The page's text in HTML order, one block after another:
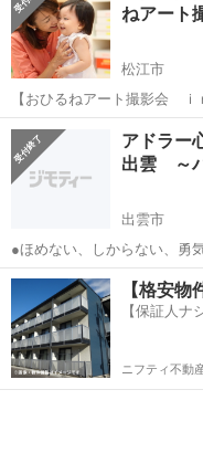
ねアート
松江市
【おひるねアート撮影会 ｉｎ松江教室】 日本
り認定講師の先生に来て頂
持ちいただいたカメラでお
程、参加費無料。 お...
島根 育児
アドラー
出雲 ～
出雲市
●ほめない、しからない、勇気づけ
9/17.10/1.10/22.10/29.11/
10時～12時30分 〈会場〉
島根 出雲市 育児
【格安物
【保証人ナ
ニフティ不動